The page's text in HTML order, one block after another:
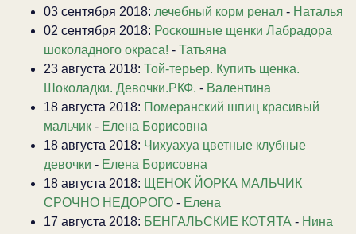
03 сентября 2018: лечебный корм ренал - Наталья
02 сентября 2018: Роскошные щенки Лабрадора
шоколадного окраса! - Татьяна
23 августа 2018: Той-терьер. Купить щенка.
Шоколадки. Девочки.РКФ. - Валентина
18 августа 2018: Померанский шпиц красивый
мальчик - Елена Борисовна
18 августа 2018: Чихуахуа цветные клубные
девочки - Елена Борисовна
18 августа 2018: ЩЕНОК ЙОРКА МАЛЬЧИК
СРОЧНО НЕДОРОГО - Елена
17 августа 2018: БЕНГАЛЬСКИЕ КОТЯТА - Нина